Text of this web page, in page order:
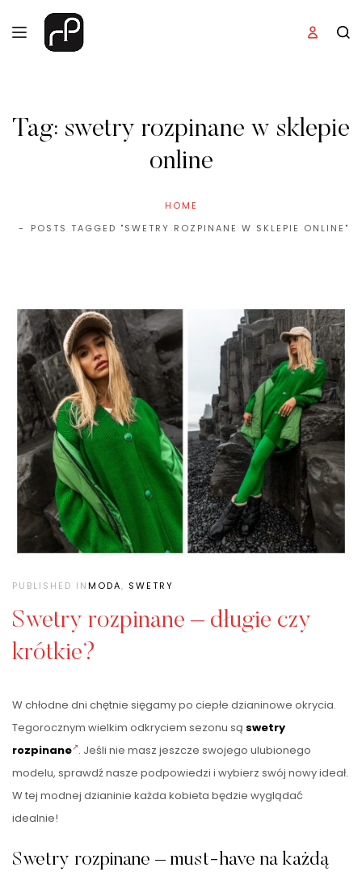
Tag: swetry rozpinane w sklepie
online
HOME
POSTS TAGGED "SWETRY ROZPINANE W SKLEPIE ONLINE"
PUBLISHED INMODA, SWETRY
Swetry rozpinane – długie czy
krótkie?
W chłodne dni chętnie sięgamy po ciepłe dzianinowe okrycia.
Tegorocznym wielkim odkryciem sezonu są swetry
rozpinane . Jeśli nie masz jeszcze swojego ulubionego
modelu, sprawdź nasze podpowiedzi i wybierz swój nowy ideał.
W tej modnej dzianinie każda kobieta będzie wyglądać
idealnie!
Swetry rozpinane – must-have na każdą